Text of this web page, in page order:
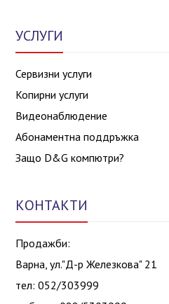
УСЛУГИ
Сервизни услуги
Копирни услуги
Видеонаблюдение
Абонаментна поддръжка
Защо D&G компютри?
КОНТАКТИ
Продажби:
Варна, ул."Д-р Железкова" 21
тел: 052/303999